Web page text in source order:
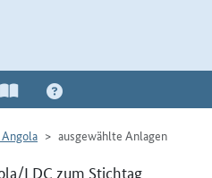
ausgewählte Anlagen
LDC zum Stichtag